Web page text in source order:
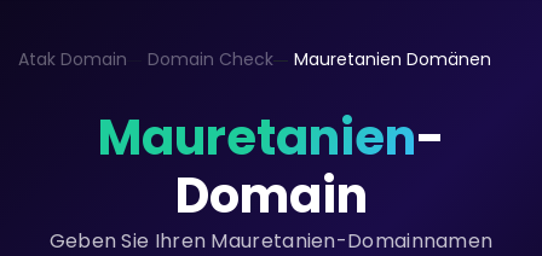
Atak Domain Domain Check Mauretanien Domänen
Mauretanien-
Domain
Geben Sie Ihren Mauretanien-Domainnamen